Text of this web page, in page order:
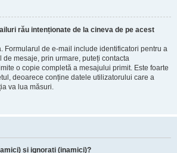
rău intenționate de la cineva de pe acest
Formularul de e-mail include identificatori pentru a
de mesaje, prin urmare, puteți contacta
o copie completă a mesajului primit. Este foarte
deoarece conține datele utilizatorului care a
va lua măsuri.
și ignorați (inamici)?